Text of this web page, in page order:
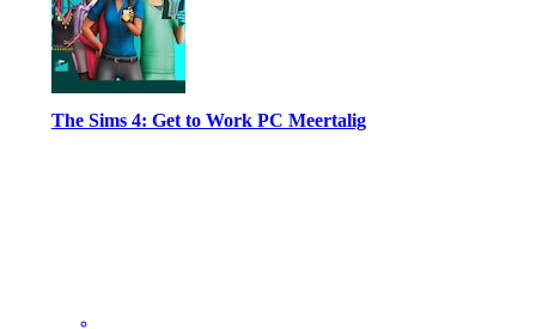
The Sims 4: Get to Work PC Meertalig